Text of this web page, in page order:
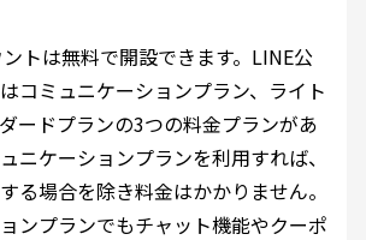
トは無料で開設できます。LINE公
コミュニケーションプラン、ライト
ードプランの3つの料金プランがあ
ニケーションプランを利用すれば、
る場合を除き料金はかかりません。
ンプランでもチャット機能やクーポ